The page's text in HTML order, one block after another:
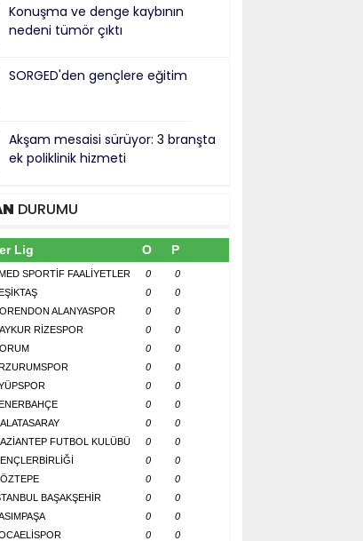
Konuşma ve denge kaybının
nedeni tümör çıktı
SORGED'den gençlere eğitim
Akşam mesaisi sürüyor: 3 branşta
ek poliklinik hizmeti
DURUMU
Lig O P
SPORTİF FAALİYETLER 0
0
0
0
ALANYASPOR 0
0
RİZESPOR 0
0
0
0
0
0
0
0
0
0
0
0
FUTBOL KULÜBÜ 0
0
0
0
0
0
BAŞAKŞEHİR 0
0
0
0
0
0